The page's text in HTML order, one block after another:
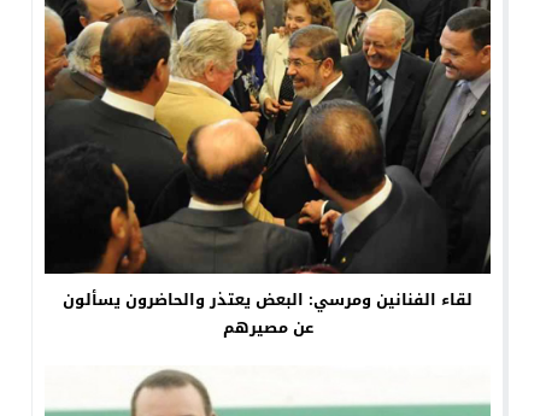
لقاء الفنانين ومرسي: البعض يعتذر والحاضرون يسألون
عن مصيرهم